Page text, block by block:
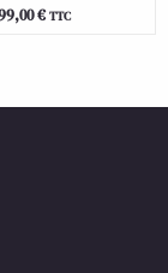
€ TTC